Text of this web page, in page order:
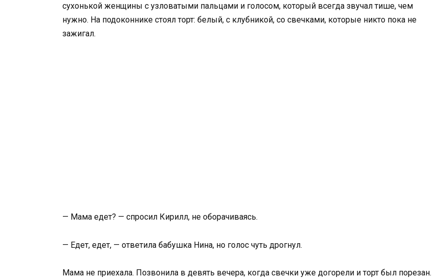
сухонькой женщины с узловатыми пальцами и голосом, который всегда звучал тише, чем
нужно. На подоконнике стоял торт: белый, с клубникой, со свечками, которые никто пока не
зажигал.
— Мама едет? — спросил Кирилл, не оборачиваясь.
— Едет, едет, — ответила бабушка Нина, но голос чуть дрогнул.
Мама не приехала. Позвонила в девять вечера, когда свечки уже догорели и торт был порезан.